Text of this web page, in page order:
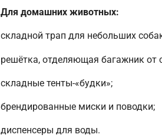
Для домашних животных:
складной трап для небольших
решётка, отделяющая багажник от
складные тенты-«будки»;
брендированные миски и поводки;
диспенсеры для воды.